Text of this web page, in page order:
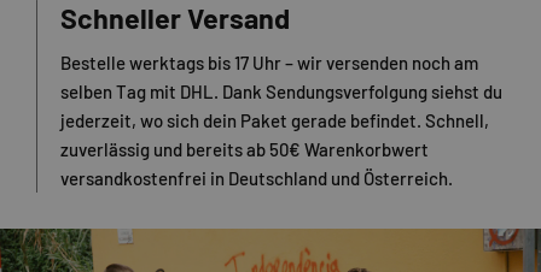
Schneller Versand
Bestelle werktags bis 17 Uhr – wir versenden noch am
selben Tag mit DHL. Dank Sendungsverfolgung siehst du
jederzeit, wo sich dein Paket gerade befindet. Schnell,
zuverlässig und bereits ab 50€ Warenkorbwert
versandkostenfrei in Deutschland und Österreich.